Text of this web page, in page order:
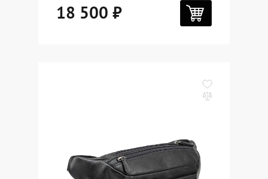
18 500 ₽